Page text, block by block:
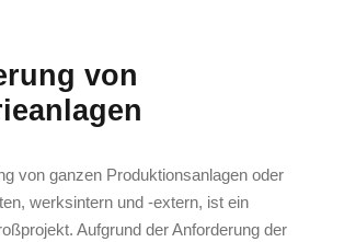
von
von ganzen Produktionsanlagen oder
werksintern und -extern, ist ein
Aufgrund der Anforderung der